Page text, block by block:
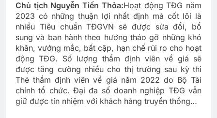
Chủ tịch Nguyễn Tiến Thỏa:Hoạt động TĐG năm
2023 có những thuận lợi nhất định mà cốt lõi là
nhiều Tiêu chuẩn TĐGVN sẽ được sửa đổi, bổ
sung và ban hành theo hướng tháo gỡ những khó
khăn, vướng mắc, bất cập, hạn chế rủi ro cho hoạt
động TĐG. Số lượng thẩm định viên về giá sẽ
được tăng cường nhiều cho thị trường sau kỳ thi
Thẻ thẩm định viên về giá năm 2022 do Bộ Tài
chính tổ chức. Đại đa số doanh nghiệp TĐG vẫn
giữ được tín nhiệm với khách hàng truyền thống…